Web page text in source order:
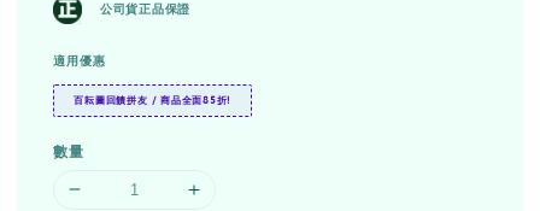
公司貨正品保證
適用優惠
百耘圖回饋拼友 / 商品全面85折!
數量